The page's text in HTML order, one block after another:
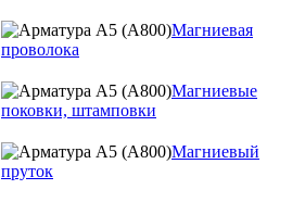
Магниевая
проволока
Магниевые
поковки, штамповки
Магниевый
пруток